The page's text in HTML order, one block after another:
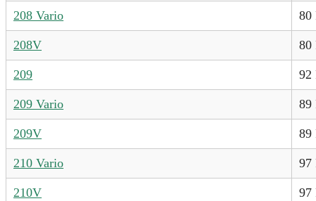
208 Vario 80
208V 80
209 92
209 Vario 89
209V 89
210 Vario 97
210V 97